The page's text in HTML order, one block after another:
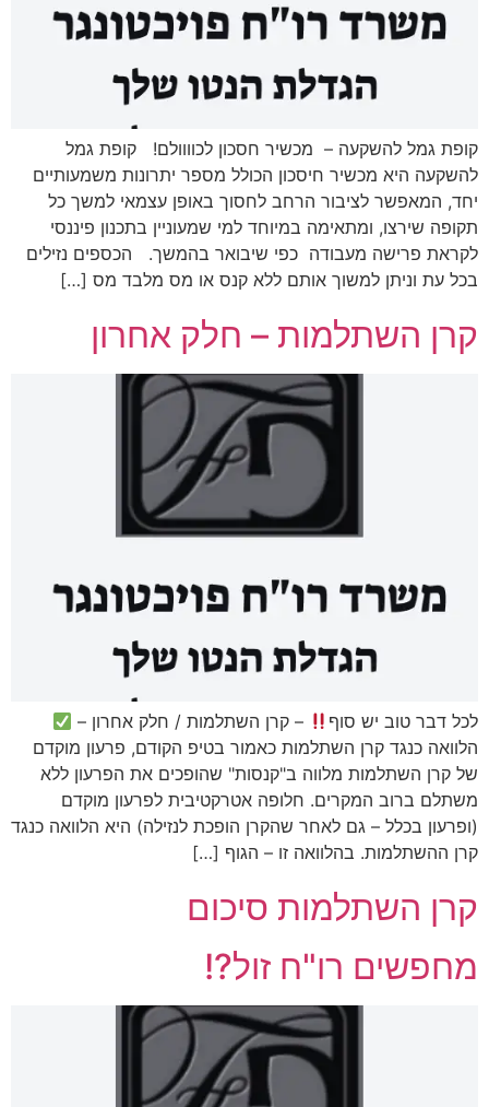
קופת גמל להשקעה – מכשיר חסכון לכוווולם! קופת גמל
להשקעה היא מכשיר חיסכון הכולל מספר יתרונות משמעותיים
יחד, המאפשר לציבור הרחב לחסוך באופן עצמאי למשך כל
תקופה שירצו, ומתאימה במיוחד למי שמעוניין בתכנון פיננסי
לקראת פרישה מעבודה כפי שיבואר בהמשך. הכספים נזילים
בכל עת וניתן למשוך אותם ללא קנס או מס מלבד מס […]
קרן השתלמות – חלק אחרון
לכל דבר טוב יש סוף
– קרן השתלמות / חלק אחרון –
הלוואה כנגד קרן השתלמות כאמור בטיפ הקודם, פרעון מוקדם
של קרן השתלמות מלווה ב"קנסות" שהופכים את הפרעון ללא
משתלם ברוב המקרים. חלופה אטרקטיבית לפרעון מוקדם
(ופרעון בכלל – גם לאחר שהקרן הופכת לנזילה) היא הלוואה כנגד
קרן ההשתלמות. בהלוואה זו – הגוף […]
קרן השתלמות סיכום
מחפשים רו"ח זול?!